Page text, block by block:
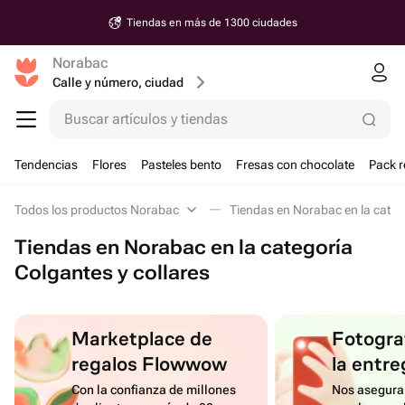
Tiendas en más de 1300 ciudades
Norabac
Calle y número, ciudad
Buscar artículos y tiendas
Tendencias Flores Pasteles bento Fresas con chocolate Pack
Todos los productos Norabac Tiendas en Norabac en la
Tiendas en Norabac en la categoría
Colgantes y collares
Marketplace de
regalos Flowwow
Con la confianza de millones
la
Nos